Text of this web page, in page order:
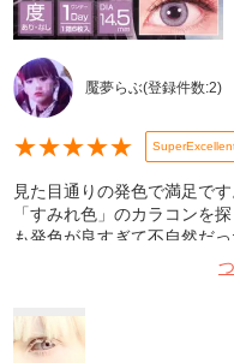
魘夢らぶ(登録件数:2)
★★★★★
見た目通りの発色で満足で
「すみれ色」のカラコンを
も発色が良すぎて不自然だ
ういった淡く薄くても発色
ため、装着した際はようや
がきちんと発色するカラコ
ピしていきたいので、ずっ